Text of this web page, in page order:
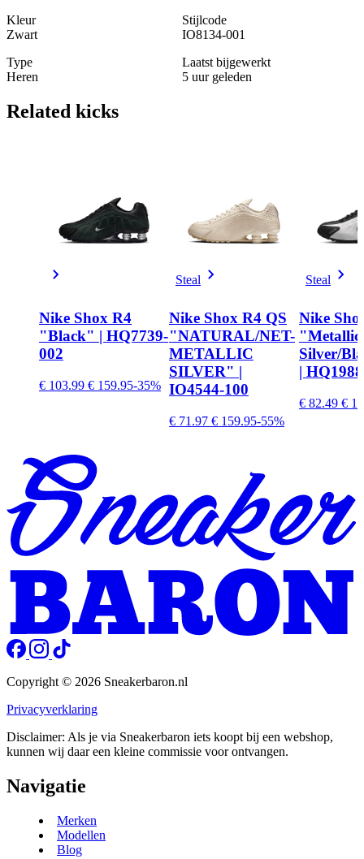
Kleur
Zwart
Stijlcode
IO8134-001
Type
Heren
Laatst bijgewerkt
5 uur geleden
Related kicks
Nike Shox R4
"Black" | HQ7739-
002
€ 103.99 € 159.95-35%
Steal
Nike Shox R4 QS
"NATURAL/NET-
METALLIC
SILVER" |
IO4544-100
€ 71.97 € 159.95-55%
Steal
Nike
"Metallic
Silver/
|
€ 82.49 €
Copyright © 2026 Sneakerbaron.nl
Privacyverklaring
Disclaimer: Als je via Sneakerbaron iets koopt bij een webshop,
kunnen wij daar een kleine commissie voor ontvangen.
Navigatie
Merken
Modellen
Blog